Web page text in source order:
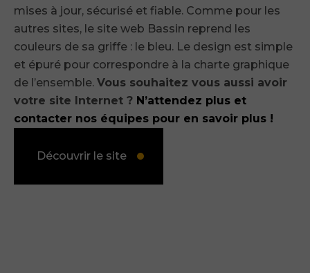
mises à jour, sécurisé et fiable. Comme pour les
autres sites, le site web Bassin reprend les
couleurs de sa griffe : le bleu. Le design est simple
et épuré pour correspondre à la charte graphique
de l’ensemble. Vous souhaitez vous aussi avoir
votre site Internet ? N’attendez plus et
contacter nos équipes pour en savoir plus !
Découvrir le site